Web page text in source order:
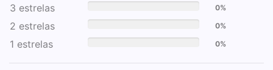
3 estrelas 0%
2 estrelas 0%
1 estrelas 0%